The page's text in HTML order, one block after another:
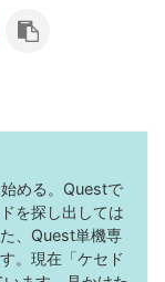
める。Questで
を探し出しては
、Quest単機専
。現在「ケセド